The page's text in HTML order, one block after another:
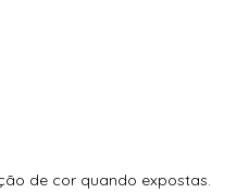
de cor quando expostas.